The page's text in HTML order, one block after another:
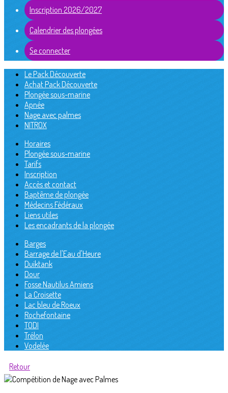
Inscription 2026/2027
Calendrier des plongées
Se connecter
Le Pack Découverte
Achat Pack Découverte
Plongée sous-marine
Apnée
Nage avec palmes
NITROX
Horaires
Plongée sous-marine
Tarifs
Inscription
Accès et contact
Baptême de plongée
Médecins Fédéraux
Liens utiles
Les encadrants de la plongée
Barges
Barrage de l'Eau d'Heure
Duiktank
Dour
Fosse Nautilus Amiens
La Croisette
Lac bleu de Roeux
Rochefontaine
TODI
Trélon
Vodelée
Retour